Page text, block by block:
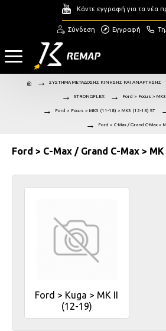
Κάντε εγγραφή για τα νέα
Σύνδεση Εγγραφή
ΣΥΣΤΗΜΑ ΜΕΤΑΔΟΣΗΣ ΚΙΝΗΣΗΣ ΚΑΙ ΑΝΑΡΤΗΣΗΣ
STRONGFLEX Ford > Focus >
Ford > Focus > MK3 (11-18) > MK3 (12-18) ST
Ford > C-Max / Grand C-Max >
Ford > C-Max / Grand C-Max >
Ford > Kuga > MK II
(12-19)